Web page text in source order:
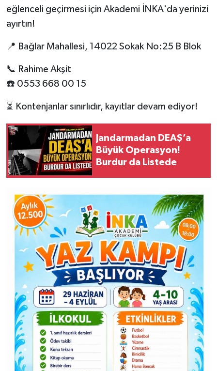
eğlenceli geçirmesi için Akademi İNKA'da yerinizi
ayırtın!
📍 Bağlar Mahallesi, 14022 Sokak No:25 B Blok
📞 Rahime Akşit
☎️ 0553 668 00 15
⏳ Kontenjanlar sınırlıdır, kayıtlar devam ediyor!
Jandarmadan DEAŞ’a
Büyük Operasyon!
Burdur da Listede